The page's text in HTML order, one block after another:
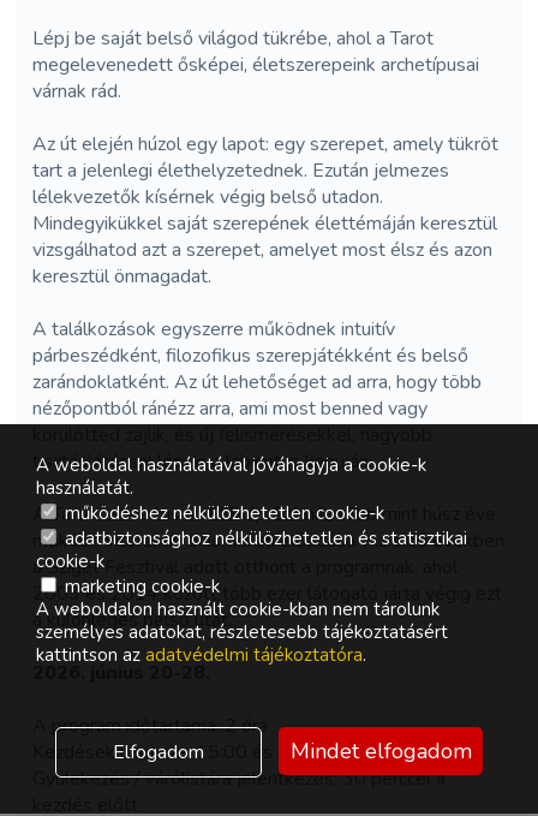
Lépj be saját belső világod tükrébe, ahol a Tarot
megelevenedett ősképei, életszerepeink archetípusai
várnak rád.
Az út elején húzol egy lapot: egy szerepet, amely tükröt
tart a jelenlegi élethelyzetednek. Ezután jelmezes
lélekvezetők kísérnek végig belső utadon.
Mindegyikükkel saját szerepének élettémáján keresztül
vizsgálhatod azt a szerepet, amelyet most élsz és azon
keresztül önmagadat.
A találkozások egyszerre működnek intuitív
párbeszédként, filozofikus szerepjátékként és belső
zarándoklatként. Az út lehetőséget ad arra, hogy több
nézőpontból ránézz arra, ami most benned vagy
tisztánlátással lépj ki a labirintus kapuján.
A Tarot Labirintus az Élőkép Színház több mint húsz éve
működő interaktív önismereti előadása. Az első években
a Sziget Fesztivál adott otthont a programnak, ahol
2003 és 2014 között több ezer látogató járta végig ezt
a különleges belső utat.
A program időtartama: 2 óra
Kezdések naponta: 15:00 és 17:30
Gyülekezés / várólistára jelentkezés: 30 perccel a
A weboldal használatával jóváhagyja a cookie-k
használatát.
működéshez nélkülözhetetlen cookie-k
adatbiztonsághoz nélkülözhetetlen és statisztikai
cookie-k
marketing cookie-k
A weboldalon használt cookie-kban nem tárolunk
személyes adatokat, részletesebb tájékoztatásért
kattintson az adatvédelmi tájékoztatóra.
Elfogadom Mindet elfogadom